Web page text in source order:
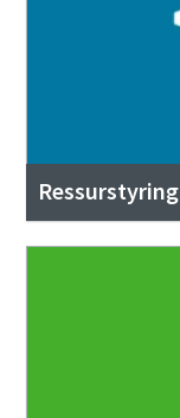
Ressurstyring